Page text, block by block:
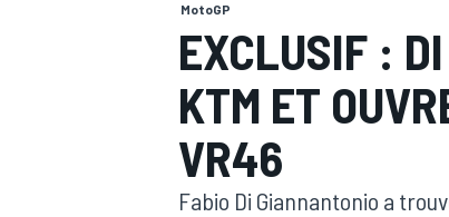
MOTOGP
MotoGP
EXCLUSIF :
KTM ET
VR46
Fabio Di Giannantonio a